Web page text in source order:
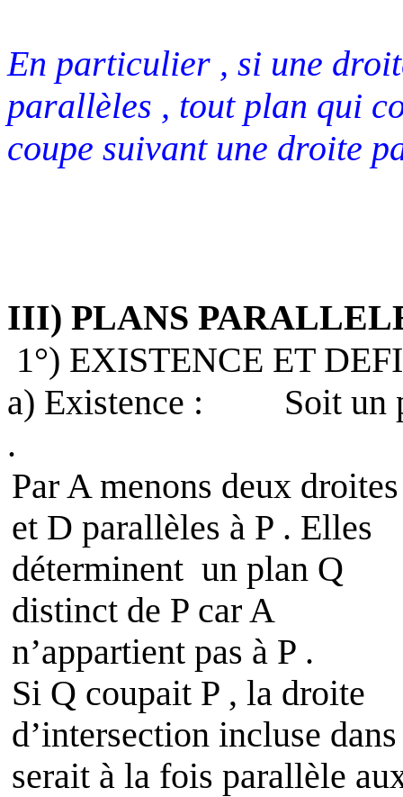
En particulier , si une
parallèles , tout plan qui
coupe suivant une droite
III) PLANS
1°) EXISTENCE ET
a) Existence :
Soit un
.
Par A menons deux
et D parallèles à P . Elles
déterminent un plan Q
distinct de P car A
n’appartient pas à P .
Si Q coupait P , la droite
d’intersection incluse dans
serait à la fois parallèle